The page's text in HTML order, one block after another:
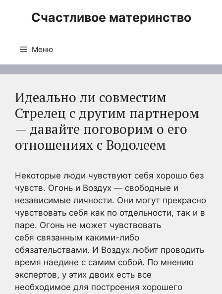
Счастливое материнство
Меню
Идеально ли совместим
Стрелец с другим партнером
— давайте поговорим о его
отношениях с Водолеем
Некоторые люди чувствуют себя хорошо без
чувств. Огонь и Воздух — свободные и
независимые личности. Они могут прекрасно
чувствовать себя как по отдельности, так и в
паре. Огонь не может чувствовать
себя связанным какими-либо
обязательствами. И Воздух любит проводить
время наедине с самим собой. По мнению
экспертов, у этих двоих есть все
необходимое для построения хорошего